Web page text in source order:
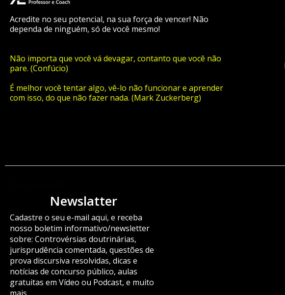
Acredite no seu potencial, na sua força de vencer! Não
dependa de ninguém, só de você mesmo!
Não importa que você vá devagar, contanto que você não
pare. (Confúcio)
É melhor você tentar algo, vê-lo não funcionar e aprender
com isso, do que não fazer nada. (Mark Zuckerberg)
Newslatter
Cadastre o seu e-mail aqui, e receba
nosso boletim informativo/newsletter
sobre: Controvérsias doutrinárias,
jurisprudência comentada, questões de
prova discursiva resolvidas, dicas e
notícias de concurso público, aulas
gratuitas em Vídeo ou Podcast, e muito